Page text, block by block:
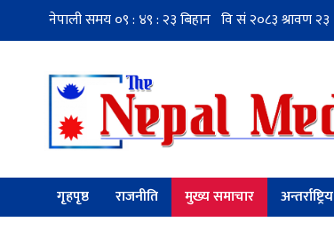
गृहपृष्ठ राजनीति मुख्य समाचार अन्तर्राष्ट्रिय